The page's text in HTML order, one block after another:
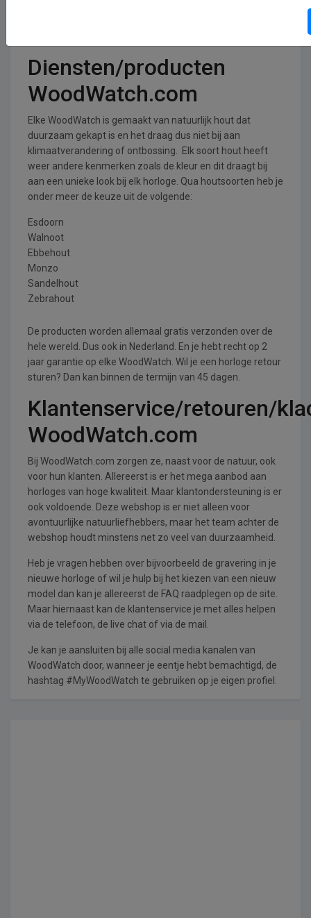
Diensten/producten
WoodWatch.com
Elke WoodWatch is gemaakt van natuurlijk hout dat
duurzaam gekapt is en het draag dus niet bij aan
klimaatverandering of ontbossing. Elk soort hout heeft
weer andere kenmerken zoals de kleur en dit draagt bij
aan een unieke look bij elk horloge. Qua houtsoorten heb je
onder meer de keuze uit de volgende:
Esdoorn
Walnoot
Ebbehout
Monzo
Sandelhout
Zebrahout
De producten worden allemaal gratis verzonden over de
hele wereld. Dus ook in Nederland. En je hebt recht op 2
jaar garantie op elke WoodWatch. Wil je een horloge retour
sturen? Dan kan binnen de termijn van 45 dagen.
Klantenservice/retouren/
WoodWatch.com
Bij WoodWatch.com zorgen ze, naast voor de natuur, ook
voor hun klanten. Allereerst is er het mega aanbod aan
horloges van hoge kwaliteit. Maar klantondersteuning is er
ook voldoende. Deze webshop is er niet alleen voor
avontuurlijke natuurliefhebbers, maar het team achter de
webshop houdt minstens net zo veel van duurzaamheid.
Heb je vragen hebben over bijvoorbeeld de gravering in je
nieuwe horloge of wil je hulp bij het kiezen van een nieuw
model dan kan je allereerst de FAQ raadplegen op de site.
Maar hiernaast kan de klantenservice je met alles helpen
via de telefoon, de live chat of via de mail.
Je kan je aansluiten bij alle social media kanalen van
WoodWatch door, wanneer je eentje hebt bemachtigd, de
hashtag #MyWoodWatch te gebruiken op je eigen profiel.